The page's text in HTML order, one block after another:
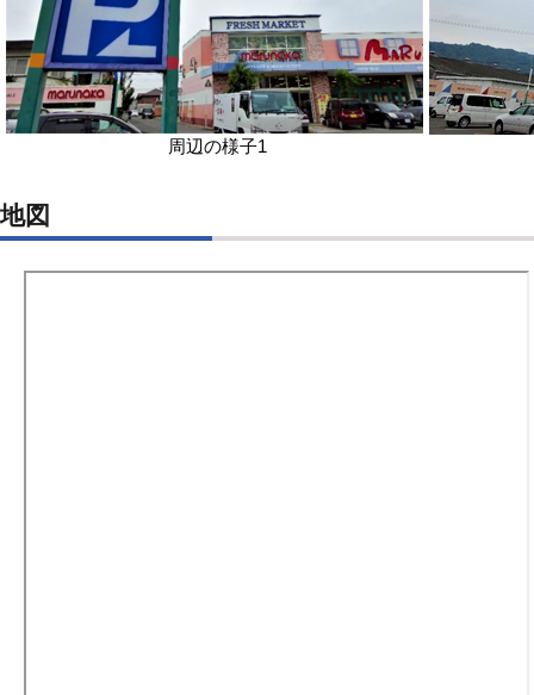
周辺の様子1
地図